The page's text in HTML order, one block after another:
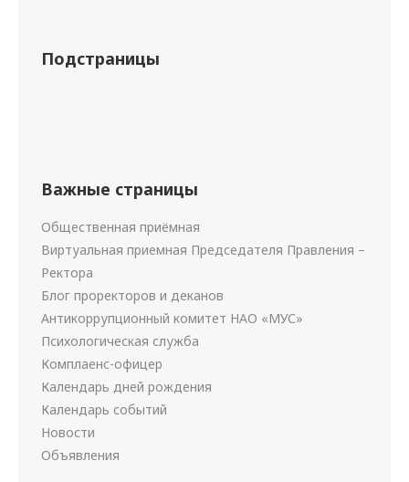
Подстраницы
Важные страницы
Общественная приёмная
Виртуальная приемная Председателя Правления –
Ректора
Блог проректоров и деканов
Антикоррупционный комитет НАО «МУС»
Психологическая служба
Комплаенс-офицер
Календарь дней рождения
Календарь событий
Новости
Объявления